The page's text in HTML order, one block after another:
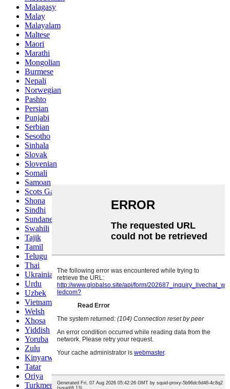
Malagasy
Malay
Malayalam
Maltese
Maori
Marathi
Mongolian
Burmese
Nepali
Norwegian
Pashto
Persian
Punjabi
Serbian
Sesotho
Sinhala
Slovak
Slovenian
Somali
Samoan
Scots Gaelic
Shona
Sindhi
Sundanese
Swahili
Tajik
Tamil
Telugu
Thai
Ukrainian
Urdu
Uzbek
Vietnamese
Welsh
Xhosa
Yiddish
Yoruba
Zulu
Kinyarwanda
Tatar
Oriya
Turkmen